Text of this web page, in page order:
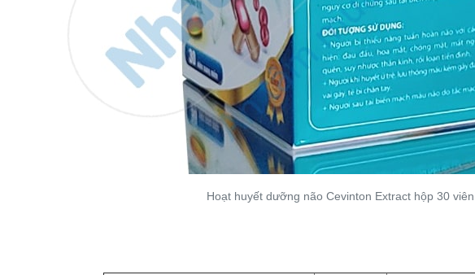
Hoạt huyết dưỡng não Cevinton Extract hộp 30 viên